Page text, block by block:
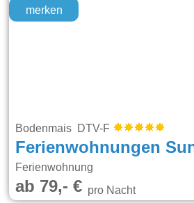
merken
Bodenmais DTV-F
Ferienwohnungen
Ferienwohnung
ab 79,- €pro Nacht